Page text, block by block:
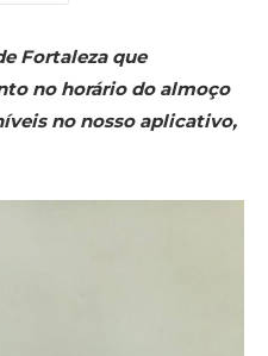
Fortaleza que
no horário do almoço
no nosso aplicativo,